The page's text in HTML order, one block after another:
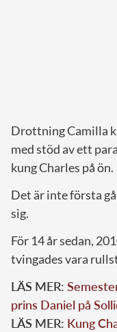
Drottning Camilla
med stöd av ett
kung Charles på ön.
Det är inte första
sig.
För 14 år sedan,
tvingades vara
LÄS MER:
prins Daniel på
LÄS MER: Kung